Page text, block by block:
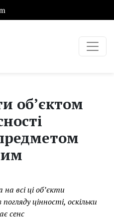
об’єктом
на всі ці об’єкти
цінності, оскільки
сенс